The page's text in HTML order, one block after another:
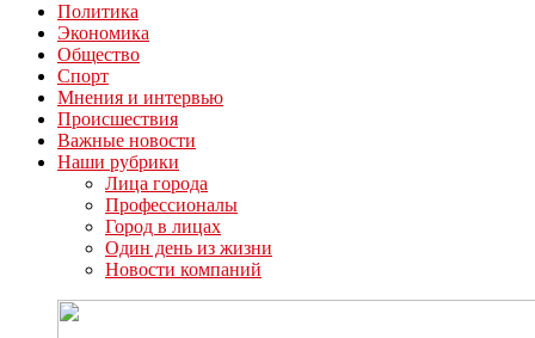
Политика
Экономика
Общество
Спорт
Мнения и интервью
Происшествия
Важные новости
Наши рубрики
Лица города
Профессионалы
Город в лицах
Один день из жизни
Новости компаний